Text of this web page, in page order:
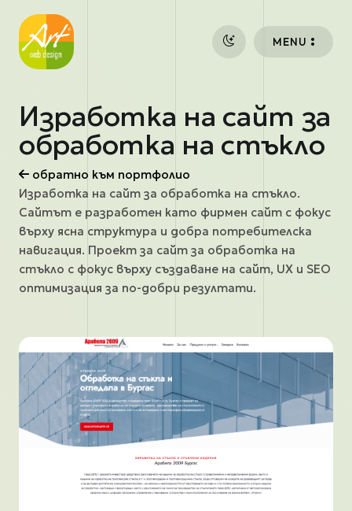
MENU
Изработка на сайт за
обработка на стъкло
обратно към портфолио
Изработка на сайт за обработка на стъкло.
Сайтът е разработен като фирмен сайт с фокус
върху ясна структура и добра потребителска
навигация. Проект за сайт за обработка на
стъкло с фокус върху създаване на сайт, UX и SEO
оптимизация за по-добри резултати.